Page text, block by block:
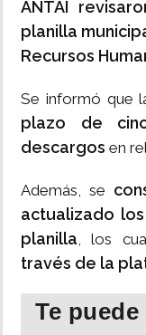
ANTAI
planilla
Recursos
Se informó que
plazo de
descargos en
Además, se
actualizado
planilla, los
través de la
Te